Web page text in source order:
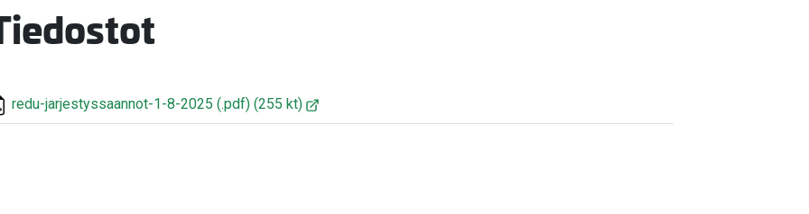
redu-jarjestyssaannot-1-8-2025 (.pdf) (255 kt)